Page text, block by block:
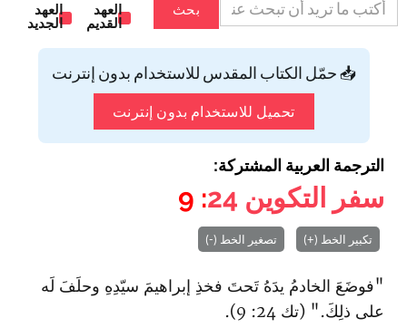
بحث
العهد
القديم
العهد
الجديد
📥 حمّل الكتاب المقدس للاستخدام بدون إنترنت
تحميل للاستخدام بدون إنترنت
الترجمة العربية المشتركة:
سفر التكوين 24
: 9
تكبير الخط (+) تصغير الخط (-)
"فوضَعَ الخادمُ يدَهُ تَحتَ فخذِ إبراهيمَ سيّدِهِ وحلَفَ لَه
على ذلِكَ." (تك 24: 9).